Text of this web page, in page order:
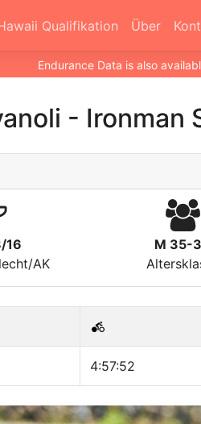
Qualifikation Über
Endurance Data is also
- Ironman
16
AK
M 35-
4:57:52